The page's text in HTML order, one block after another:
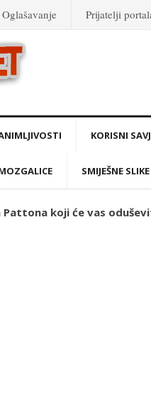
Oglašavanje Prijatelji
KORISNI
SMIJEŠNE SLIKE
koji će vas